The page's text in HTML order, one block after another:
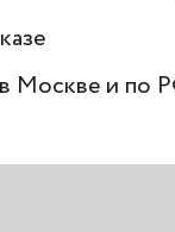
Москве и по